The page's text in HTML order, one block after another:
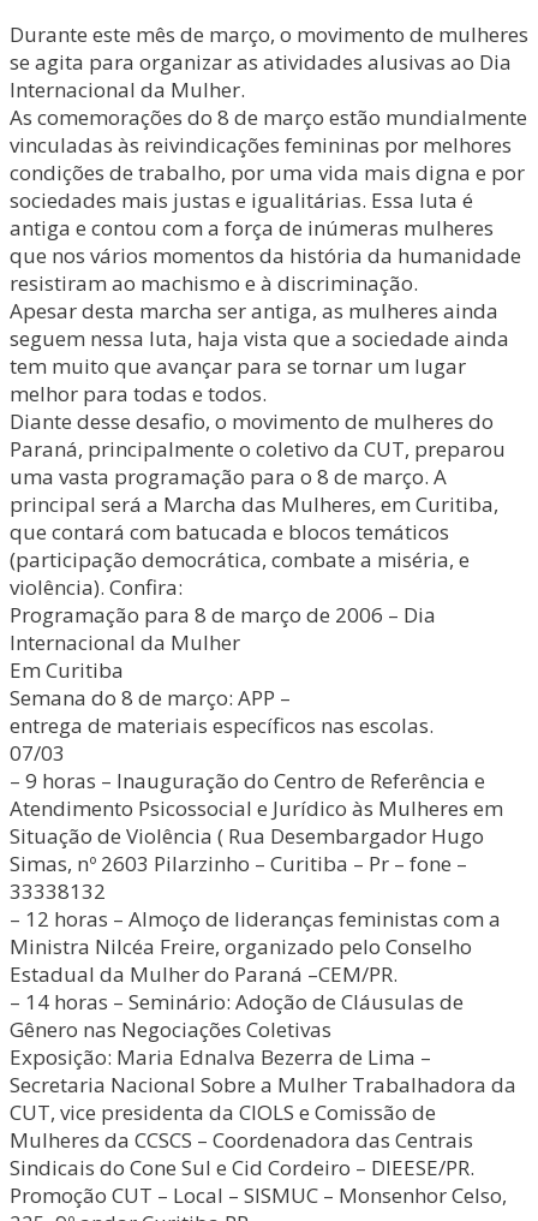
Durante este mês de março, o movimento de mulheres
se agita para organizar as atividades alusivas ao Dia
Internacional da Mulher.
As comemorações do 8 de março estão mundialmente
vinculadas às reivindicações femininas por melhores
condições de trabalho, por uma vida mais digna e por
sociedades mais justas e igualitárias. Essa luta é
antiga e contou com a força de inúmeras mulheres
que nos vários momentos da história da humanidade
resistiram ao machismo e à discriminação.
Apesar desta marcha ser antiga, as mulheres ainda
seguem nessa luta, haja vista que a sociedade ainda
tem muito que avançar para se tornar um lugar
melhor para todas e todos.
Diante desse desafio, o movimento de mulheres do
Paraná, principalmente o coletivo da CUT, preparou
uma vasta programação para o 8 de março. A
principal será a Marcha das Mulheres, em Curitiba,
que contará com batucada e blocos temáticos
(participação democrática, combate a miséria, e
violência). Confira:
Programação para 8 de março de 2006 – Dia
Internacional da Mulher
Em Curitiba
Semana do 8 de março: APP –
entrega de materiais específicos nas escolas.
07/03
– 9 horas – Inauguração do Centro de Referência e
Atendimento Psicossocial e Jurídico às Mulheres em
Situação de Violência ( Rua Desembargador Hugo
Simas, nº 2603 Pilarzinho – Curitiba – Pr – fone –
33338132
– 12 horas – Almoço de lideranças feministas com a
Ministra Nilcéa Freire, organizado pelo Conselho
Estadual da Mulher do Paraná –CEM/PR.
– 14 horas – Seminário: Adoção de Cláusulas de
Gênero nas Negociações Coletivas
Exposição: Maria Ednalva Bezerra de Lima –
Secretaria Nacional Sobre a Mulher Trabalhadora da
CUT, vice presidenta da CIOLS e Comissão de
Mulheres da CCSCS – Coordenadora das Centrais
Sindicais do Cone Sul e Cid Cordeiro – DIEESE/PR.
Promoção CUT – Local – SISMUC – Monsenhor Celso,